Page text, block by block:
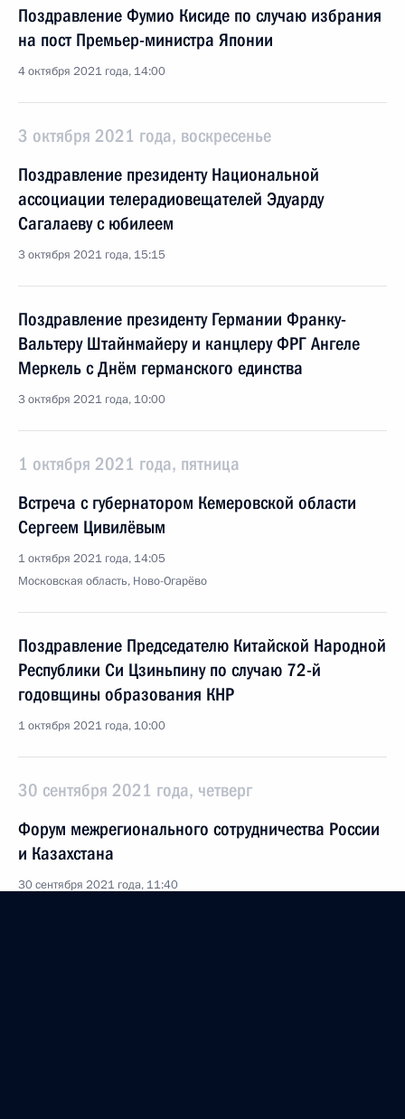
Поздравление Фумио Кисиде по случаю избрания
на пост Премьер-министра Японии
4 октября 2021 года, 14:00
3 октября 2021 года, воскресенье
Поздравление президенту Национальной
ассоциации телерадиовещателей Эдуарду
Сагалаеву с юбилеем
3 октября 2021 года, 15:15
Поздравление президенту Германии Франку-
Вальтеру Штайнмайеру и канцлеру ФРГ Ангеле
Меркель с Днём германского единства
3 октября 2021 года, 10:00
1 октября 2021 года, пятница
Встреча с губернатором Кемеровской области
Сергеем Цивилёвым
1 октября 2021 года, 14:05
Московская область, Ново-Огарёво
Поздравление Председателю Китайской Народной
Республики Си Цзиньпину по случаю 72-й
годовщины образования КНР
1 октября 2021 года, 10:00
30 сентября 2021 года, четверг
Форум межрегионального сотрудничества России
и Казахстана
30 сентября 2021 года, 11:40